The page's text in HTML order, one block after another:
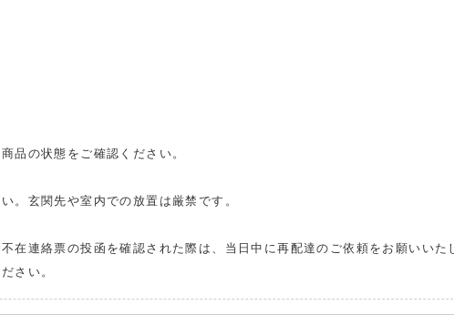
品の状態をご確認ください。
。玄関先や室内での放置は厳禁です。
在連絡票の投函を確認された際は、当日中に再配達のご依頼をお願いいた
さい。